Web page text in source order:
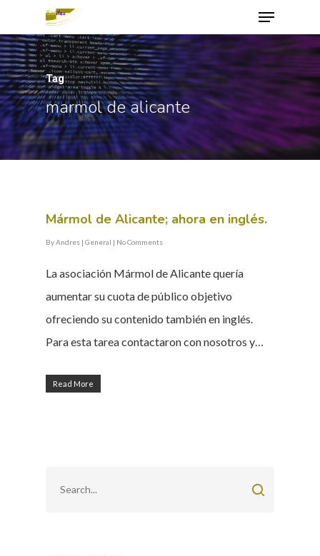
Hit enter to search or ESC to close
Tag
marmol de alicante
Mármol de Alicante; ahora en inglés.
ByAndres | General | No Comments
La asociación Mármol de Alicante quería
aumentar su cuota de público objetivo
ofreciendo su contenido también en inglés.
Para esta tarea contactaron con nosotros y…
Read More